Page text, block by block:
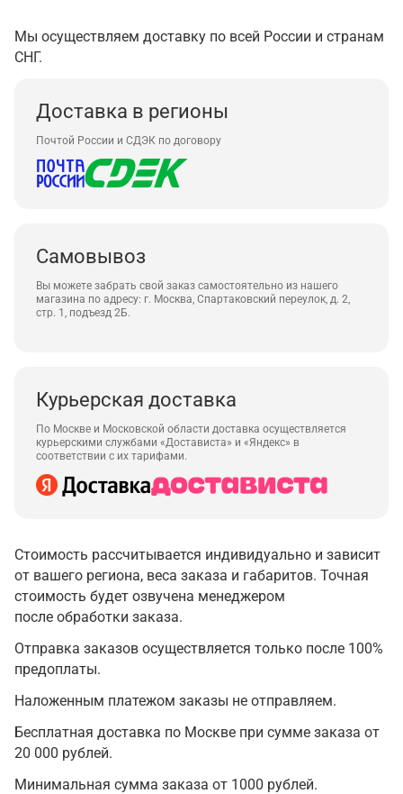
Мы осуществляем доставку по всей России и странам
СНГ.
Доставка в регионы
Почтой России и СДЭК по договору
Самовывоз
Вы можете забрать свой заказ самостоятельно из нашего
магазина по адресу: г. Москва, Спартаковский переулок, д. 2,
стр. 1, подъезд 2Б.
Курьерская доставка
По Москве и Московской области доставка осуществляется
курьерскими службами «Достависта» и «Яндекс» в
соответствии с их тарифами.
Стоимость рассчитывается индивидуально и зависит
от вашего региона, веса заказа и габаритов. Точная
стоимость будет озвучена менеджером
после обработки заказа.
Отправка заказов осуществляется только после 100%
предоплаты.
Наложенным платежом заказы не отправляем.
Бесплатная доставка по Москве при сумме заказа от
20 000 рублей.
Минимальная сумма заказа от 1000 рублей.